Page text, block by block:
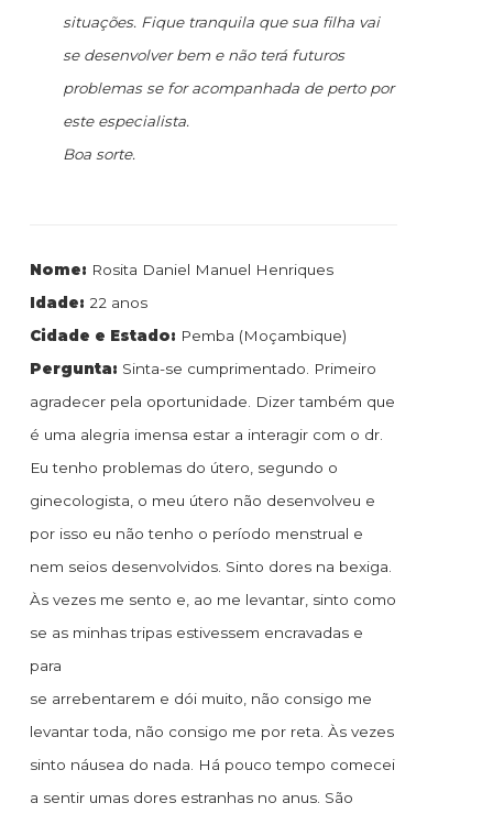
situações. Fique tranquila que sua filha vai
se desenvolver bem e não terá futuros
problemas se for acompanhada de perto por
este especialista.
Boa sorte.
Nome: Rosita Daniel Manuel Henriques
Idade: 22 anos
Cidade e Estado: Pemba (Moçambique)
Pergunta: Sinta-se cumprimentado. Primeiro
agradecer pela oportunidade. Dizer também que
é uma alegria imensa estar a interagir com o dr.
Eu tenho problemas do útero, segundo o
ginecologista, o meu útero não desenvolveu e
por isso eu não tenho o período menstrual e
nem seios desenvolvidos. Sinto dores na bexiga.
Às vezes me sento e, ao me levantar, sinto como
se as minhas tripas estivessem encravadas e
para
se arrebentarem e dói muito, não consigo me
levantar toda, não consigo me por reta. Às vezes
sinto náusea do nada. Há pouco tempo comecei
a sentir umas dores estranhas no anus. São